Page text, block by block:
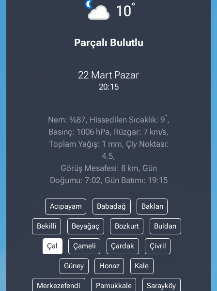
10°
Parçalı Bulutlu
22 Mart Pazar
20:15
Nem: %87, Hissedilen Sıcaklık: 9° ,
Basınç: 1006 hPa, Rüzgar: 7 km/s,
Toplam Yağış: 1 mm, Çiy Noktası:
4.5,
Görüş Mesafesi: 8 km, Gün
Doğumu: 7:02, Gün Batımı: 19:15
Acıpayam Babadağ Baklan
Bekilli Beyağaç Bozkurt Buldan
Çal Çameli Çardak Çivril
Güney Honaz Kale
Merkezefendi Pamukkale Sarayköy